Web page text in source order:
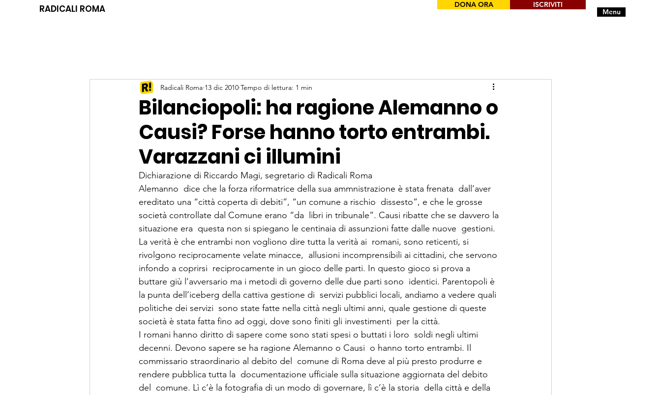
RADICALI ROMA Menu
DONA ORA ISCRIVITI
Bilanciopoli: ha ragione Alemanno o
Causi? Forse hanno torto entrambi.
Varazzani ci illumini
Radicali Roma 13 dic 2010 Tempo di lettura: 1 min
Dichiarazione di Riccardo Magi, segretario di Radicali Roma
Alemanno  dice che la forza riformatrice della sua ammnistrazione è stata frenata  dall’aver
ereditato una “città coperta di debiti”, “un comune a rischio  dissesto”, e che le grosse
società controllate dal Comune erano “da  libri in tribunale”. Causi ribatte che se davvero la
situazione era  questa non si spiegano le centinaia di assunzioni fatte dalle nuove  gestioni.
La verità è che entrambi non vogliono dire tutta la verità ai  romani, sono reticenti, si
rivolgono reciprocamente velate minacce,  allusioni incomprensibili ai cittadini, che servono
infondo a coprirsi  reciprocamente in un gioco delle parti. In questo gioco si prova a
buttare giù l’avversario ma i metodi di governo delle due parti sono  identici. Parentopoli è
la punta dell’iceberg della cattiva gestione di  servizi pubblici locali, andiamo a vedere quali
politiche dei servizi  sono state fatte nella città negli ultimi anni, quale gestione di queste
società è stata fatta fino ad oggi, dove sono finiti gli investimenti  per la città.
I romani hanno diritto di sapere come sono stati spesi o buttati i loro  soldi negli ultimi
decenni. Devono sapere se ha ragione Alemanno o Causi  o hanno torto entrambi. Il
commissario straordinario al debito del  comune di Roma deve al più presto produrre e
rendere pubblica tutta la  documentazione ufficiale sulla situazione aggiornata del debito
del  comune. Lì c’è la fotografia di un modo di governare, lì c’è la storia  della città e della